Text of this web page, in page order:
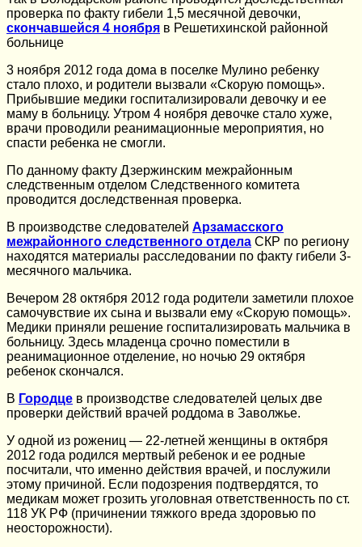
проверка по факту гибели 1,5 месячной девочки,
скончавшейся 4 ноября в Решетихинской районной
больнице
3 ноября 2012 года дома в поселке Мулино ребенку
стало плохо, и родители вызвали «Скорую помощь».
Прибывшие медики госпитализировали девочку и ее
маму в больницу. Утром 4 ноября девочке стало хуже,
врачи проводили реанимационные мероприятия, но
спасти ребенка не смогли.
По данному факту Дзержинским межрайонным
следственным отделом Следственного комитета
проводится доследственная проверка.
В производстве следователей Арзамасского
межрайонного следственного отдела СКР по региону
находятся материалы расследовании по факту гибели 3-
месячного мальчика.
Вечером 28 октября 2012 года родители заметили плохое
самочувствие их сына и вызвали ему «Скорую помощь».
Медики приняли решение госпитализировать мальчика в
больницу. Здесь младенца срочно поместили в
реанимационное отделение, но ночью 29 октября
ребенок скончался.
В Городце в производстве следователей целых две
проверки действий врачей роддома в Заволжье.
У одной из рожениц — 22-летней женщины в октября
2012 года родился мертвый ребенок и ее родные
посчитали, что именно действия врачей, и послужили
этому причиной. Если подозрения подтвердятся, то
медикам может грозить уголовная ответственность по ст.
118 УК РФ (причинении тяжкого вреда здоровью по
неосторожности).